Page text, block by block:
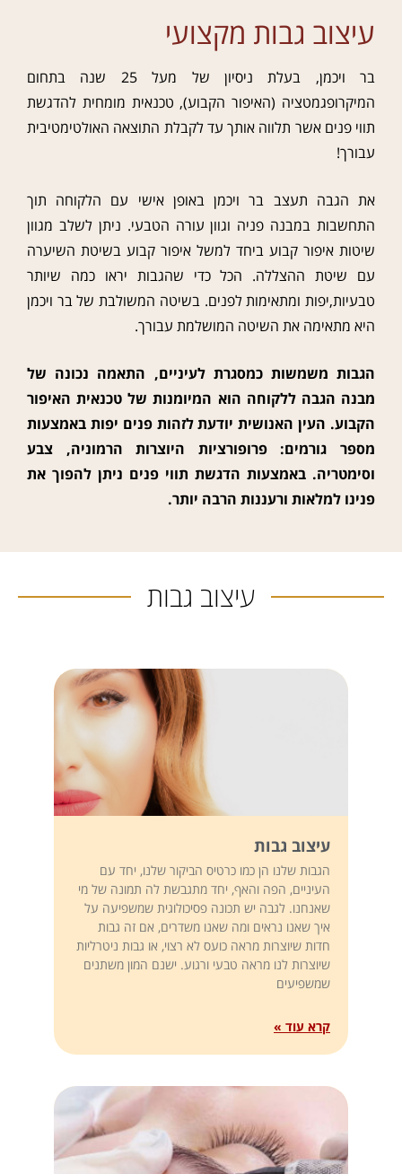
עיצוב גבות מקצועי
בר ויכמן, בעלת ניסיון של מעל 25 שנה בתחום
המיקרופגמטציה (האיפור הקבוע), טכנאית מומחית להדגשת
תווי פנים אשר תלווה אותך עד לקבלת התוצאה האולטימטיבית
עבורך!
את הגבה תעצב בר ויכמן באופן אישי עם הלקוחה תוך
התחשבות במבנה פניה וגוון עורה הטבעי. ניתן לשלב מגוון
שיטות איפור קבוע ביחד למשל איפור קבוע בשיטת השיערה
עם שיטת ההצללה. הכל כדי שהגבות יראו כמה שיותר
טבעיות,יפות ומתאימות לפנים. בשיטה המשולבת של בר ויכמן
היא מתאימה את השיטה המושלמת עבורך.
הגבות משמשות כמסגרת לעיניים, התאמה נכונה של
מבנה הגבה ללקוחה הוא המיומנות של טכנאית האיפור
הקבוע. העין האנושית יודעת לזהות פנים יפות באמצעות
מספר גורמים: פרופורציות היוצרות הרמוניה, צבע
וסימטריה. באמצעות הדגשת תווי פנים ניתן להפוך את
פנינו למלאות ורעננות הרבה יותר.
עיצוב גבות
עיצוב גבות
הגבות שלנו הן כמו כרטיס הביקור שלנו, יחד עם
העיניים, הפה והאף, יחד מתגבשת לה תמונה של מי
שאנחנו. לגבה יש תכונה פסיכולוגית שמשפיעה על
איך שאנו נראים ומה שאנו משדרים, אם זה גבות
חדות שיוצרות מראה כועס לא רצוי, או גבות ניטרליות
שיוצרות לנו מראה טבעי ורגוע. ישנם המון משתנים
שמשפיעים
קרא עוד »